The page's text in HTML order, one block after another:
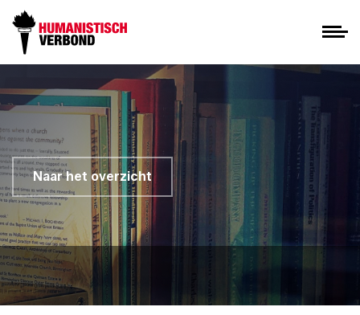
Naar het overzicht